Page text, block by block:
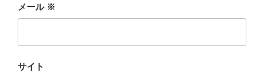
メール ※
サイト